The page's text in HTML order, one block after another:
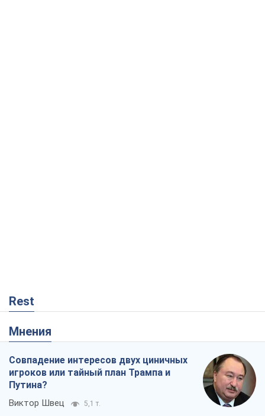
Rest
Мнения
Совпадение интересов двух циничных
игроков или тайный план Трампа и
Путина?
Виктор Швец 5,1 т.